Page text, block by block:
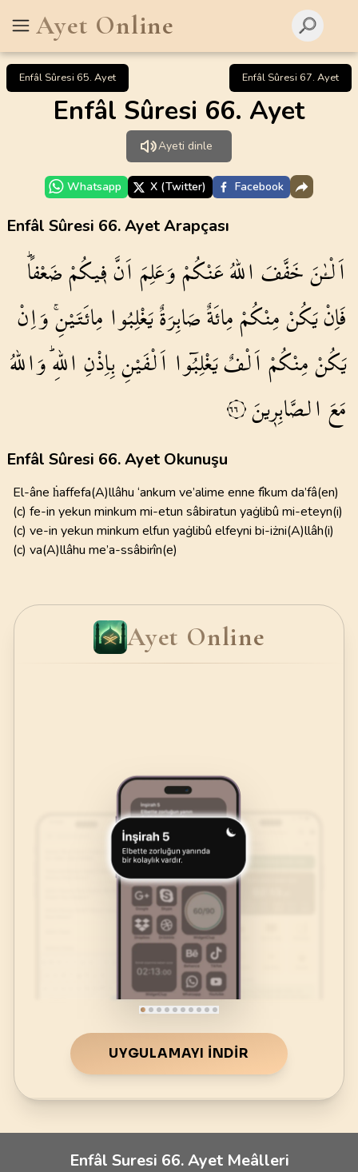
Ayet Online
Enfâl Sûresi 65. Ayet Enfâl Sûresi 67. Ayet
Enfâl Sûresi 66. Ayet
Ayeti dinle
Whatsapp X (Twitter) Facebook
Enfâl Sûresi 66. Ayet Arapçası
اَلْـٰٔنَخَفَّفَاللّٰهُعَنْكُمْوَعَلِمَاَنَّف۪يكُمْضَعْفاًۜ
فَاِنْيَكُنْمِنْكُمْمِائَةٌصَابِرَةٌيَغْلِبُوا مِائَتَيْنِۚوَاِنْ
يَكُنْمِنْكُمْاَلْفٌيَغْلِبُٓوا اَلْفَيْنِبِاِذْنِاللّٰهِۜوَاللّٰهُ
مَعَالصَّابِر۪ينَ ٦٦
Enfâl Sûresi 66. Ayet Okunuşu
El-âne ḣaffefa(A)llâhu ‘ankum ve’alime enne fîkum da’fâ(en)
(c) fe-in yekun minkum mi-etun sâbiratun yaġlibû mi-eteyn(i)
(c) ve-in yekun minkum elfun yaġlibû elfeyni bi-iżni(A)llâh(i)
(c) va(A)llâhu me’a-ssâbirîn(e)
Ayet Online
UYGULAMAYI İNDIR
Enfâl Suresi 66. Ayet Meâlleri